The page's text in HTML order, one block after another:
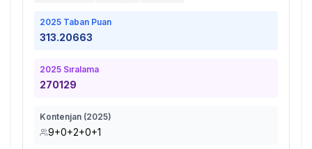
2025 Taban Puan
313.20663
2025 Sıralama
270129
Kontenjan (2025)
9+0+2+0+1